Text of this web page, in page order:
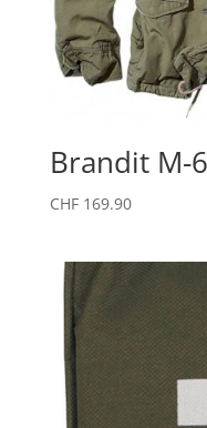
Brandit M-
CHF169.90